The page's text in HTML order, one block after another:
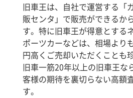
旧車王は、自社で運営する「
販センタ」で販売ができるか
す。特に旧車王が得意とする
ポーツカーなどは、相場より
円高くご売却いただくことも
旧車一筋20年以上の旧車王な
客様の期待を裏切らない高額
す。